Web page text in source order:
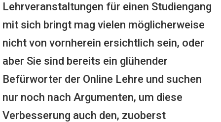
Lehrveranstaltungen für einen Studiengang
mit sich bringt mag vielen möglicherweise
nicht von vornherein ersichtlich sein, oder
aber Sie sind bereits ein glühender
Befürworter der Online Lehre und suchen
nur noch nach Argumenten, um diese
Verbesserung auch den, zuoberst